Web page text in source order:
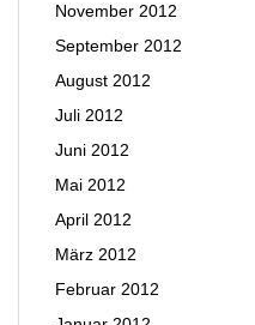
November 2012
September 2012
August 2012
Juli 2012
Juni 2012
Mai 2012
April 2012
März 2012
Februar 2012